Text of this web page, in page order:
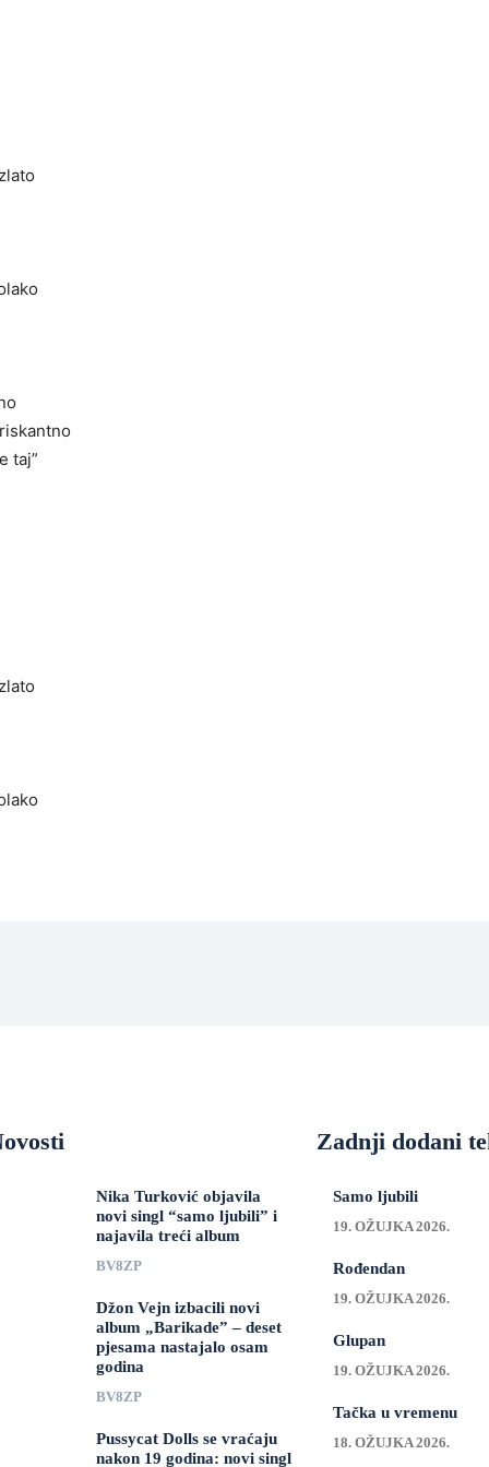
taj”
Nika Turković objavila
novi singl “samo ljubili” i
najavila treći album
BV8ZP
Džon Vejn izbacili novi
album „Barikade” – deset
pjesama nastajalo osam
godina
BV8ZP
Pussycat Dolls se vraćaju
nakon 19 godina: novi singl
Zadnji dodani
Samo ljubili
19. OŽUJKA 2026.
Rođendan
19. OŽUJKA 2026.
Glupan
19. OŽUJKA 2026.
Tačka u vremenu
18. OŽUJKA 2026.